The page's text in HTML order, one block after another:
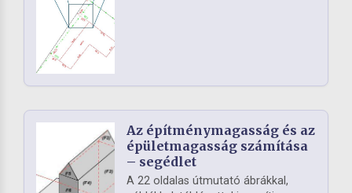
Az építménymagasság és az
épületmagasság számítása
– segédlet
A 22 oldalas útmutató ábrákkal,